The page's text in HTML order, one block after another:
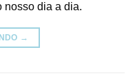
nosso dia a dia.
→